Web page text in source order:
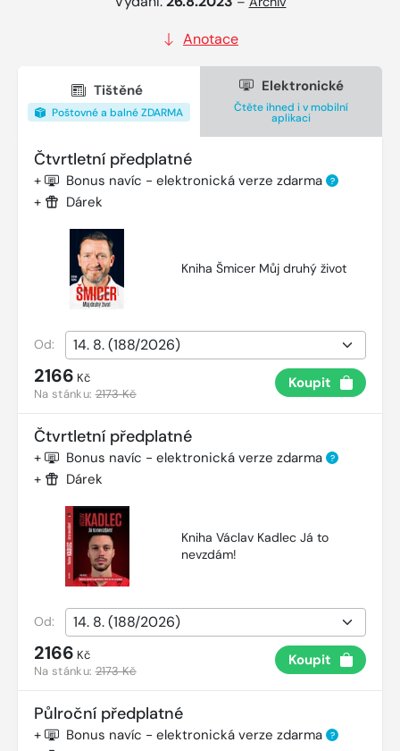
Anotace
Tištěné
Poštovné a balné ZDARMA
Elektronické
Čtěte ihned i v mobilní
aplikaci
Čtvrtletní předplatné
+ Bonus navíc - elektronická verze zdarma ?
+ Dárek
Kniha Šmicer Můj druhý život
Od:
2166 Kč
Na stánku:2173 Kč
Koupit
Čtvrtletní předplatné
+ Bonus navíc - elektronická verze zdarma ?
+ Dárek
Kniha Václav Kadlec Já to
nevzdám!
Od:
2166 Kč
Na stánku:2173 Kč
Koupit
Půlroční předplatné
+ Bonus navíc - elektronická verze zdarma ?